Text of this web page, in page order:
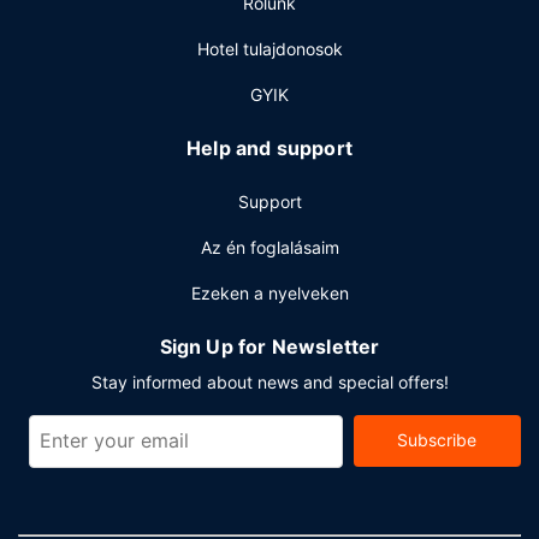
Falatozz Lockbox menüjéről, ez a helyi étterem, amihez
bár/társalgó is tartozik, de a szobádban sem maradsz
éhen: meghatározott napszakokban rendelkezésre álló
Egyéb felszereltség
24 órában nyitva tartó business center és
vegytisztítási/ruhatisztítási szolgáltatások is igénybe
Hotel tulajdonosok
GYIK
Help and support
Support
Az én foglalásaim
Ezeken a nyelveken
Sign Up for Newsletter
Stay informed about news and special offers!
Subscribe